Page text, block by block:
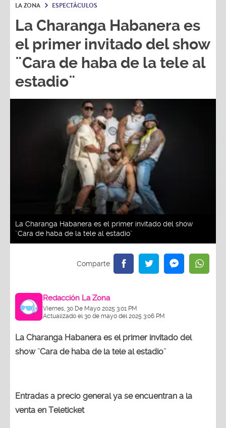
LA ZONA ESPECTÁCULOS
La Charanga Habanera es
el primer invitado del show
¨Cara de haba de la tele al
estadio¨
La Charanga Habanera es el primer invitado del show
¨Cara de haba de la tele al estadio¨
Redacción La Zona
Viernes, 30 De Mayo 2025 3:01 PM
Actualizado el 30 de mayo del 2025 3:06 PM
La Charanga Habanera es el primer invitado del
show ¨Cara de haba de la tele al estadio¨
Entradas a precio general ya se encuentran a la
venta en Teleticket